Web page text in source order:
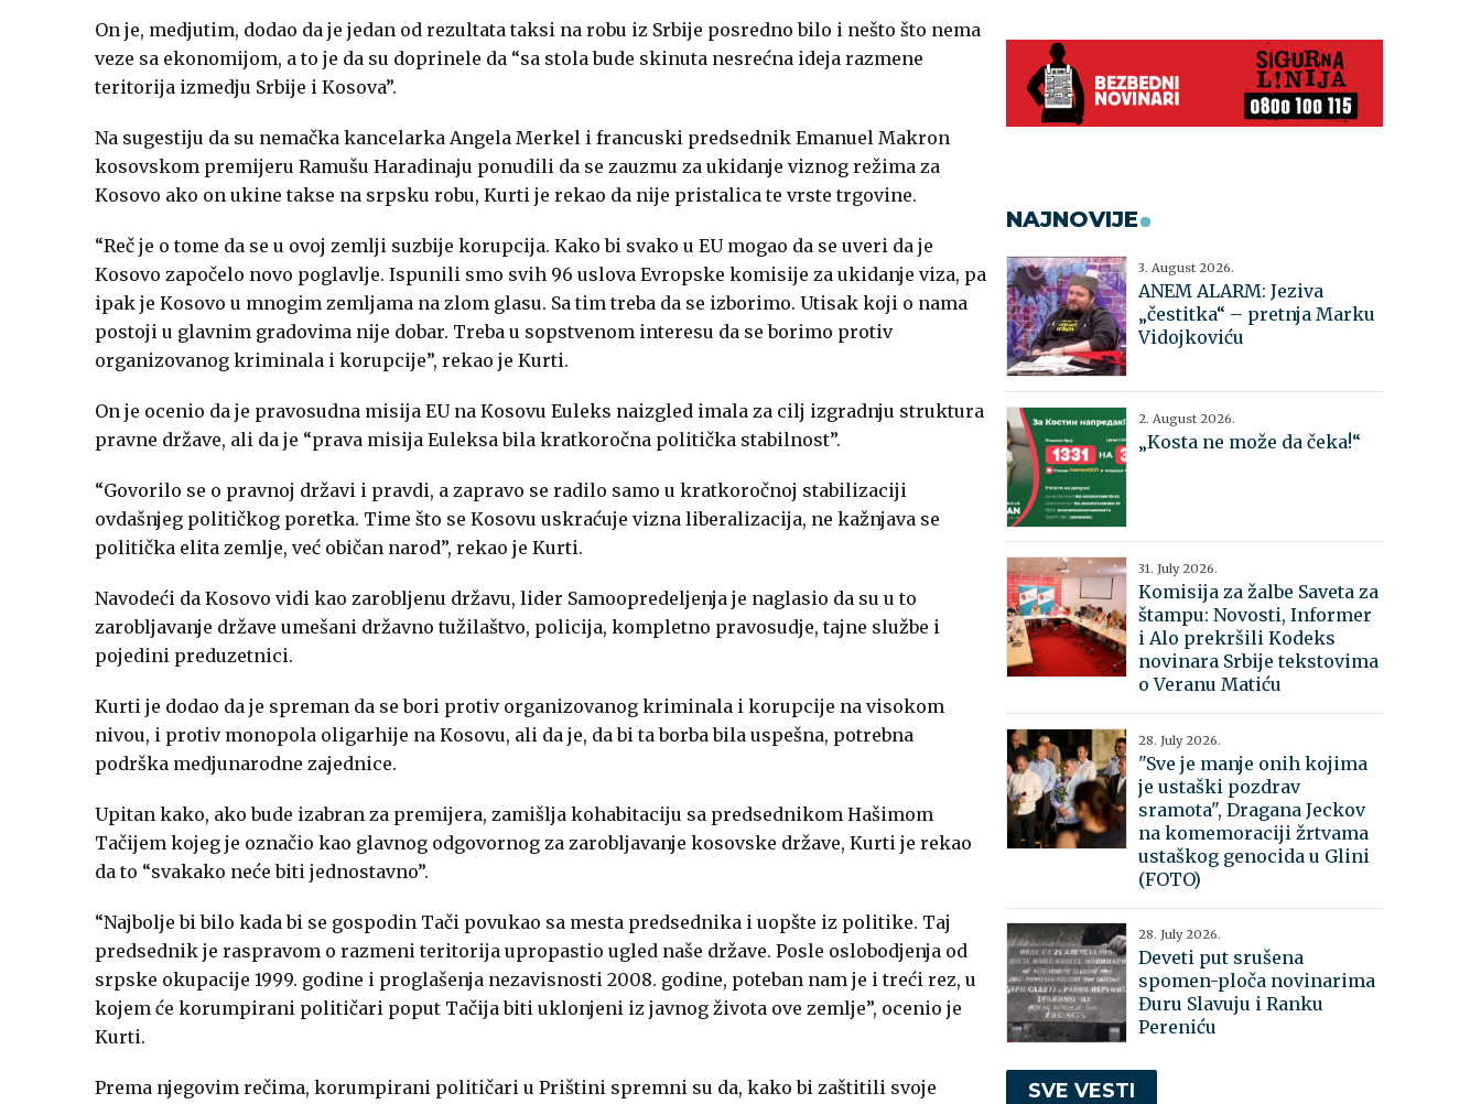
On je, medjutim, dodao da je jedan od rezultata taksi na robu iz Srbije posredno bilo i nešto što nema
veze sa ekonomijom, a to je da su doprinele da “sa stola bude skinuta nesrećna ideja razmene
teritorija izmedju Srbije i Kosova”.
Na sugestiju da su nemačka kancelarka Angela Merkel i francuski predsednik Emanuel Makron
kosovskom premijeru Ramušu Haradinaju ponudili da se zauzmu za ukidanje viznog režima za
Kosovo ako on ukine takse na srpsku robu, Kurti je rekao da nije pristalica te vrste trgovine.
“Reč je o tome da se u ovoj zemlji suzbije korupcija. Kako bi svako u EU mogao da se uveri da je
Kosovo započelo novo poglavlje. Ispunili smo svih 96 uslova Evropske komisije za ukidanje viza, pa
ipak je Kosovo u mnogim zemljama na zlom glasu. Sa tim treba da se izborimo. Utisak koji o nama
postoji u glavnim gradovima nije dobar. Treba u sopstvenom interesu da se borimo protiv
organizovanog kriminala i korupcije”, rekao je Kurti.
On je ocenio da je pravosudna misija EU na Kosovu Euleks naizgled imala za cilj izgradnju struktura
pravne države, ali da je “prava misija Euleksa bila kratkoročna politička stabilnost”.
“Govorilo se o pravnoj državi i pravdi, a zapravo se radilo samo u kratkoročnoj stabilizaciji
ovdašnjeg političkog poretka. Time što se Kosovu uskraćuje vizna liberalizacija, ne kažnjava se
politička elita zemlje, već običan narod”, rekao je Kurti.
Navodeći da Kosovo vidi kao zarobljenu državu, lider Samoopredeljenja je naglasio da su u to
zarobljavanje države umešani državno tužilaštvo, policija, kompletno pravosudje, tajne službe i
pojedini preduzetnici.
Kurti je dodao da je spreman da se bori protiv organizovanog kriminala i korupcije na visokom
nivou, i protiv monopola oligarhije na Kosovu, ali da je, da bi ta borba bila uspešna, potrebna
podrška medjunarodne zajednice.
Upitan kako, ako bude izabran za premijera, zamišlja kohabitaciju sa predsednikom Hašimom
Tačijem kojeg je označio kao glavnog odgovornog za zarobljavanje kosovske države, Kurti je rekao
da to “svakako neće biti jednostavno”.
“Najbolje bi bilo kada bi se gospodin Tači povukao sa mesta predsednika i uopšte iz politike. Taj
predsednik je raspravom o razmeni teritorija upropastio ugled naše države. Posle oslobodjenja od
srpske okupacije 1999. godine i proglašenja nezavisnosti 2008. godine, poteban nam je i treći rez, u
kojem će korumpirani političari poput Tačija biti uklonjeni iz javnog života ove zemlje”, ocenio je
Kurti.
Prema njegovim rečima, korumpirani političari u Prištini spremni su da, kako bi zaštitili svoje
NAJNOVIJE
3. August 2026.
ANEM ALARM: Jeziva
„čestitka“ – pretnja Marku
Vidojkoviću
2. August 2026.
„Kosta ne može da čeka!“
31. July 2026.
Komisija za žalbe Saveta za
štampu: Novosti, Informer
i Alo prekršili Kodeks
novinara Srbije tekstovima
o Veranu Matiću
28. July 2026.
"Sve je manje onih kojima
je ustaški pozdrav
sramota", Dragana Jeckov
na komemoraciji žrtvama
ustaškog genocida u Glini
(FOTO)
28. July 2026.
Deveti put srušena
spomen-ploča novinarima
Đuru Slavuju i Ranku
Pereniću
SVE VESTI